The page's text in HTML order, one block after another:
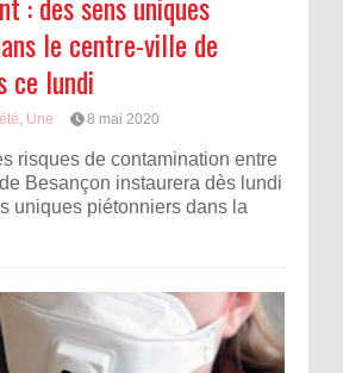
le centre-ville de
ce lundi
, Une 8 mai 2020
risques de contamination entre
Besançon instaurera dès lundi
uniques piétonniers dans la